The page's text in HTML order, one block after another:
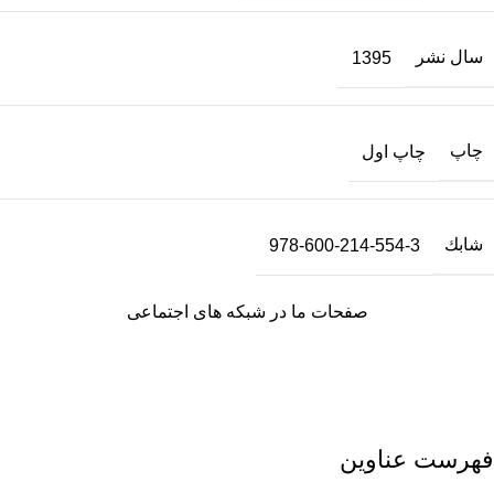
فهرست عناوین
سال نشر 1395
چاپ چاپ اول
شابك 978-600-214-554-3
صفحات ما در شبکه های اجتماعی